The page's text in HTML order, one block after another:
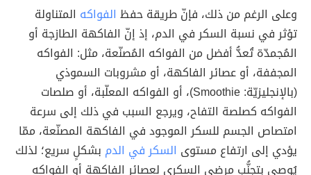
وعلى الرغم من ذلك، فإنّ طريقة حفظ الفواكه المتناولة
تؤثر في نسبة السكر في الدم، إذ إنّ الفاكهة الطازجة أو
المُجمدّة تُعدُّ أفضل من الفواكه المُصنّعة، مثل: الفواكه
المجففة، أو عصائر الفاكهة، أو مشروبات السموذي
(بالإنجليزيّة: Smoothie)، أو الفواكه المعلّبة، أو صلصات
الفواكه كصلصة التفاح، ويرجع السبب في ذلك إلى سرعة
امتصاص الجسم للسكر الموجود في الفاكهة المصنّعة، ممّا
يؤدي إلى ارتفاع مستوى السكر في الدم بشكلٍ سريع؛ لذلك
يُوصى بتجنُّب مرضى السكري لعصائر الفاكهة أو الفواكه